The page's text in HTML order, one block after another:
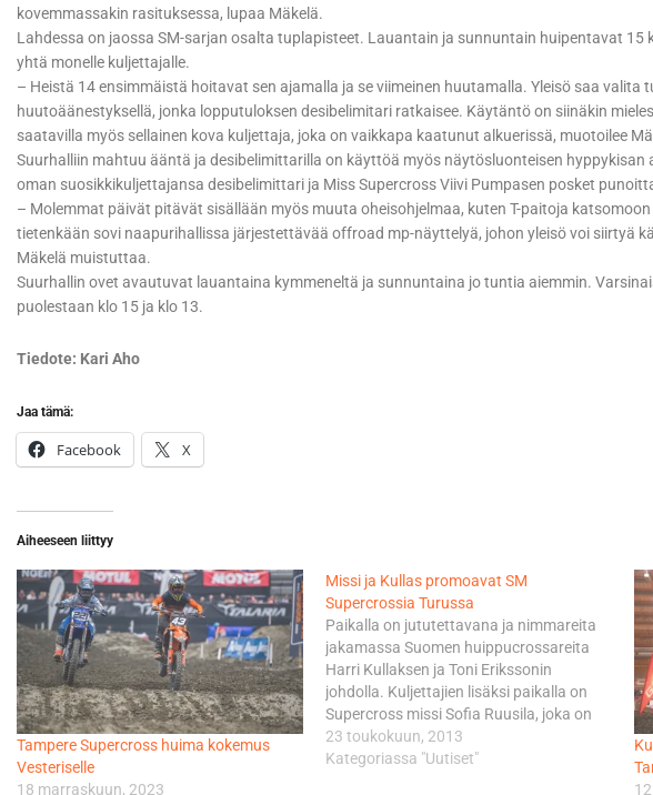
kovemmassakin rasituksessa, lupaa Mäkelä.
Lahdessa on jaossa SM-sarjan osalta tuplapisteet. Lauantain ja sunnuntain huipentavat 15
yhtä monelle kuljettajalle.
– Heistä 14 ensimmäistä hoitavat sen ajamalla ja se viimeinen huutamalla. Yleisö saa valita
huutoäänestyksellä, jonka lopputuloksen desibelimitari ratkaisee. Käytäntö on siinäkin
saatavilla myös sellainen kova kuljettaja, joka on vaikkapa kaatunut alkuerissä, muotoilee
Suurhalliin mahtuu ääntä ja desibelimittarilla on käyttöä myös näytösluonteisen hyppykisan
oman suosikkikuljettajansa desibelimittari ja Miss Supercross Viivi Pumpasen posket
– Molemmat päivät pitävät sisällään myös muuta oheisohjelmaa, kuten T-paitoja
tietenkään sovi naapurihallissa järjestettävää offroad mp-näyttelyä, johon yleisö voi siirtyä
Mäkelä muistuttaa.
Suurhallin ovet avautuvat lauantaina kymmeneltä ja sunnuntaina jo tuntia aiemmin.
puolestaan klo 15 ja klo 13.
Tiedote: Kari Aho
Jaa tämä:
Facebook X
Aiheeseen liittyy
Tampere Supercross huima kokemus
Vesteriselle
18 marraskuun, 2023
Missi ja Kullas promoavat SM
Supercrossia Turussa
Paikalla on jututettavana ja nimmareita
jakamassa Suomen huippucrossareita
Harri Kullaksen ja Toni Erikssonin
johdolla. Kuljettajien lisäksi paikalla on
Supercross missi Sofia Ruusila, joka on
myös yksi Monster Energy
energiajuomamerkin kansainvälisistä
23 toukokuun, 2013
Kategoriassa "Uutiset"